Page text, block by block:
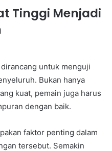
Tinggi Menjadi
untuk menguji
Bukan hanya
kuat, pemain juga harus
dengan baik.
faktor penting dalam
tersebut. Semakin